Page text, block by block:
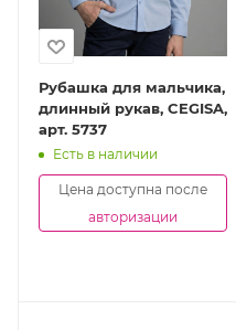
Рубашка для мальчика,
длинный рукав, CEGISA,
арт. 5737
Есть в наличии
Цена доступна после
авторизации